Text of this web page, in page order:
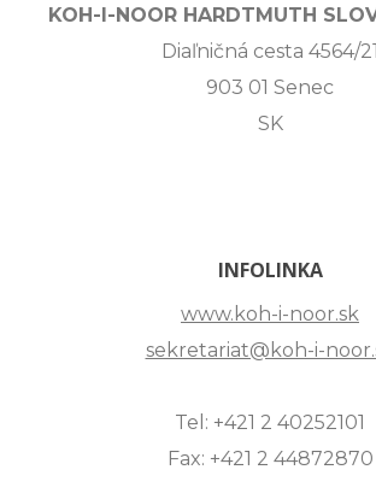
KOH-I-NOOR HARDTMUTH
Diaľničná cesta 4564/21
903 01 Senec
SK
INFOLINKA
www.koh-i-noor.sk
sekretariat@koh-i-
Tel: +421 2 40252101
Fax: +421 2 44872870